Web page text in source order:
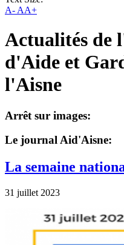
A- AA+
Actualités de
d'Aide et
l'Aisne
Arrêt sur images:
Le journal Aid'Aisne:
La semaine
31 juillet 2023